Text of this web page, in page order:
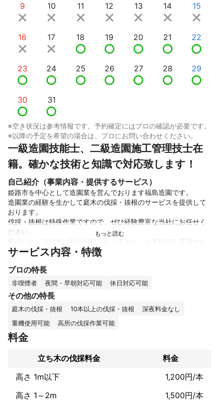
9 10 11 12 13 14 15
16 17 18 19 20 21 22
23 24 25 26 27 28 29
30 31
※空き状況は参考情報です。予約確定にはプロの確認が必要です。
※以降の予定を希望の場合は、プロにお問い合わせください。
一級造園技能士、二級造園施工管理技士在
籍。確かな技術と知識で対応致します！
自己紹介（事業内容・提供するサービス）
姫路市を中心として造園業を営んでおります福島造園です。
造園業の経験を生かして庭木の伐採・抜根のサービスを提供して
おります。
伐採・抜根は特殊作業ですので、ぜひ経験豊富な当社にお任せく
ださい。
庭の状況に合わせた最適な作業を行います。
ら、ぜひお気軽にお問い合わせください。
ご依頼を心よりお待ちしております。
サービス内容・特徴
プロの特長
非喫煙者 夜間・早朝対応可能 休日対応可能
その他の特長
庭木の伐採・抜根 10本以上の伐採・抜根
深夜料金なし
重機使用可能
高所の伐採作業可能
料金
立ち木の伐採料金
料金
高さ 1m以下
1,200円/本
高さ 1～2m
1,500円/本